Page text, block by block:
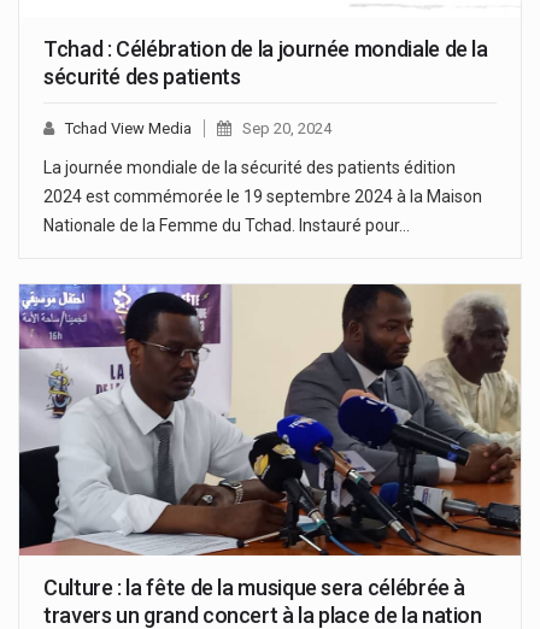
Tchad : Célébration de la journée mondiale de la
sécurité des patients
Tchad View Media Sep 20, 2024
La journée mondiale de la sécurité des patients édition
2024 est commémorée le 19 septembre 2024 à la Maison
Nationale de la Femme du Tchad. Instauré pour…
Culture : la fête de la musique sera célébrée à
travers un grand concert à la place de la nation